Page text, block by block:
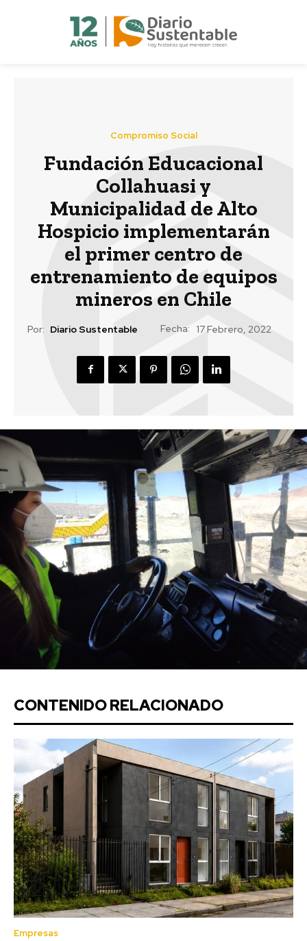
Compromiso Social
Fundación Educacional
Collahuasi y
Municipalidad de Alto
Hospicio implementarán
el primer centro de
entrenamiento de equipos
mineros en Chile
Por: Diario Sustentable Fecha: 17 Febrero, 2022
CONTENIDO RELACIONADO
Empresas